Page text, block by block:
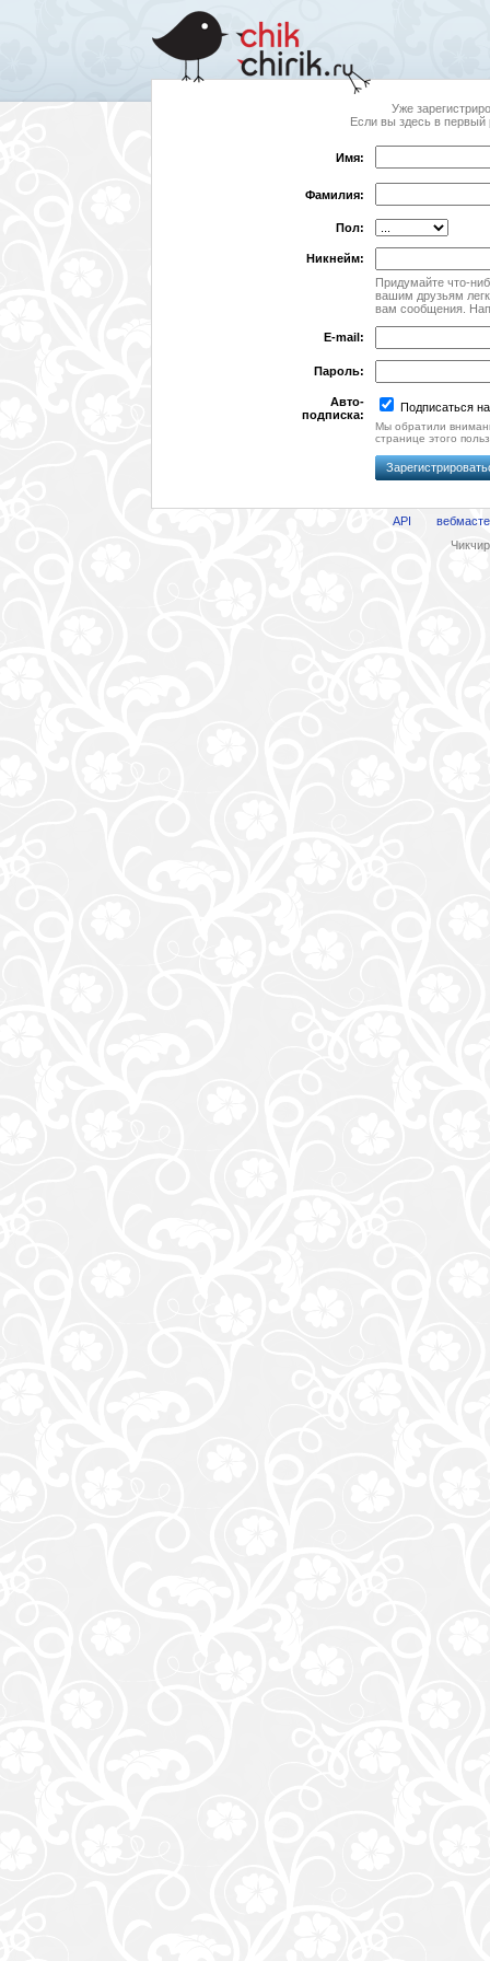
Уже
Если вы здесь в первый
Имя:
Фамилия:
Пол:
Никнейм:
Придумайте что-
вашим друзьям
вам сообщения.
E-mail:
Пароль:
Авто-
подписка:
Подписаться
Мы обратили
странице этого
API